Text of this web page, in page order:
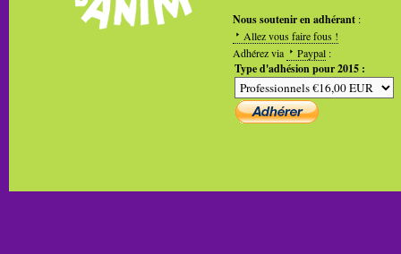
Nous soutenir en adhérant :
Allez vous faire fous !
Adhérez via
Paypal :
Type d'adhésion pour 2015 :